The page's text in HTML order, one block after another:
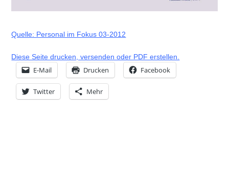
Quelle: Personal im Fokus 03-2012
Diese Seite drucken, versenden oder PDF erstellen.
E-Mail Drucken Facebook
Twitter Mehr